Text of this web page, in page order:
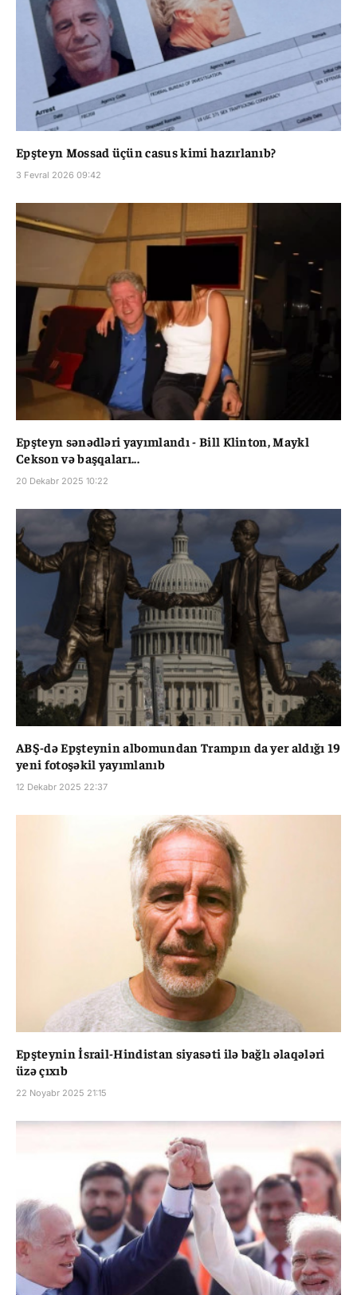
Epşteyn Mossad üçün casus kimi hazırlanıb?
3 Fevral 2026 09:42
Epşteyn sənədləri yayımlandı - Bill Klinton, Maykl
Cekson və başqaları...
20 Dekabr 2025 10:22
ABŞ-də Epşteynin albomundan Trampın da yer aldığı 19
yeni fotoşəkil yayımlanıb
12 Dekabr 2025 22:37
Epşteynin İsrail-Hindistan siyasəti ilə bağlı əlaqələri
üzə çıxıb
22 Noyabr 2025 21:15